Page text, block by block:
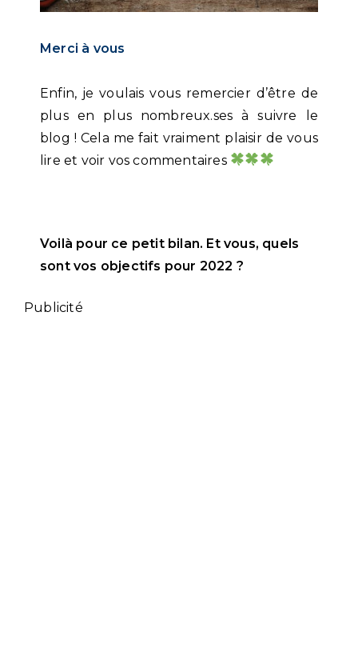
Merci à vous
Enfin, je voulais vous remercier d’être de
plus en plus nombreux.ses à suivre le
blog ! Cela me fait vraiment plaisir de vous
lire et voir vos commentaires
Voilà pour ce petit bilan. Et vous, quels
sont vos objectifs pour 2022 ?
Publicité